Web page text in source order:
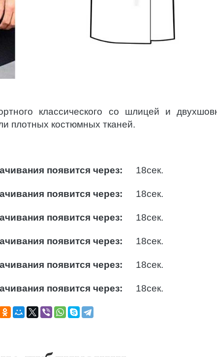
классического со шлицей и
плотных костюмных тканей.
появится через: 17сек.
появится через: 17сек.
появится через: 17сек.
появится через: 17сек.
появится через: 17сек.
появится через: 17сек.